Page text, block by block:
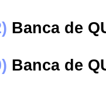
Banca de
Banca de